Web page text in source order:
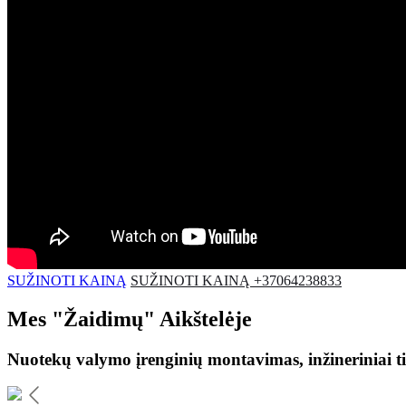
SUŽINOTI KAINĄ SUŽINOTI KAINĄ +37064238833
Mes "Žaidimų" Aikštelėje
Nuotekų valymo įrenginių montavimas, inžineriniai